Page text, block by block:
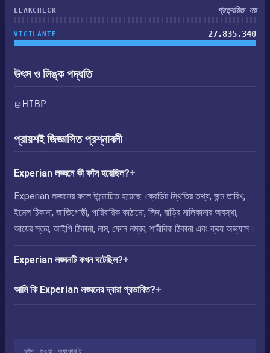
LEAKCHECK প্রত্যয়িত নয়
VIGILANTE 27,835,340
উৎস ও লিঙ্ক পদ্ধতি
HIBP
প্রায়শই জিজ্ঞাসিত প্রশ্নাবলী
Experian লঙ্ঘনে কী ফাঁস হয়েছিল?
Experian লঙ্ঘনের ফলে উন্মোচিত হয়েছে: ক্রেডিট স্থিতির তথ্য, জন্ম তারিখ,
ইমেল ঠিকানা, জাতিগোষ্ঠী, পারিবারিক কাঠামো, লিঙ্গ, বাড়ির মালিকানার অবস্থা,
আয়ের স্তর, আইপি ঠিকানা, নাম, ফোন নম্বর, শারীরিক ঠিকানা এবং ক্রয় অভ্যাস।
Experian লঙ্ঘনটি কখন ঘটেছিল?
আমি কি Experian লঙ্ঘনের দ্বারা প্রভাবিত?